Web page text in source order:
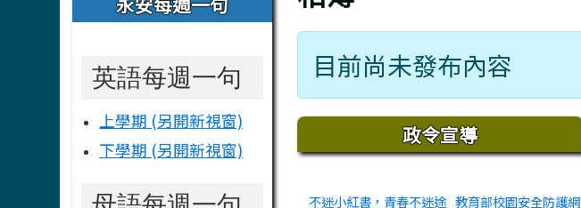
英語每週一句
上學期 (另開新視窗)
下學期 (另開新視窗)
目前尚未發布內容
下中區域內容
政令宣導
不迷小紅書，青春不迷途 教育部校園安全防護網